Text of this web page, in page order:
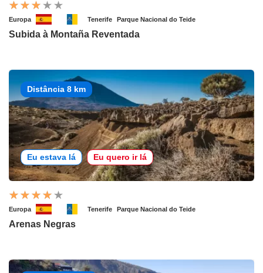
Europa Tenerife Parque Nacional do Teide
Subida à Montaña Reventada
Distância 8 km
Eu estava lá Eu quero ir lá
Europa Tenerife Parque Nacional do Teide
Arenas Negras